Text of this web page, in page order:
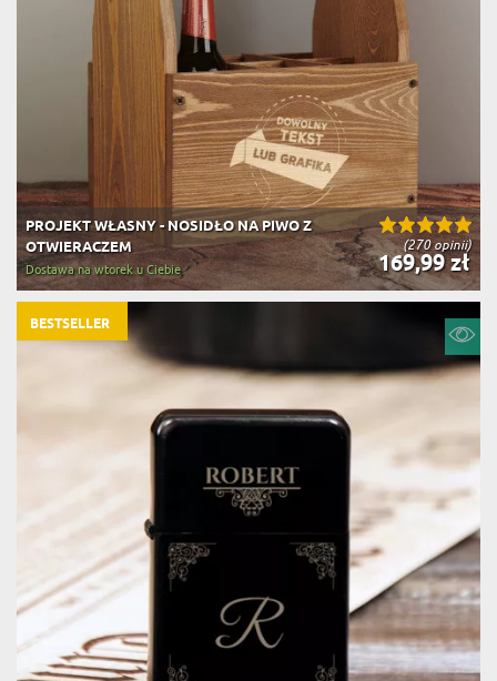
(270 opinii)
PROJEKT WŁASNY - NOSIDŁO NA PIWO Z
OTWIERACZEM
169,99 zł
Dostawa na wtorek u Ciebie
BESTSELLER